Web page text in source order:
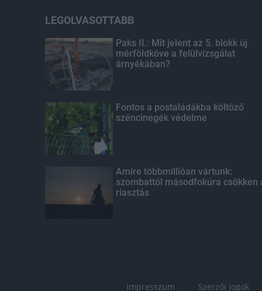
LEGOLVASOTTABB
Paks II.: Mit jelent az 5. blokk új
mérföldköve a felülvizsgálat
árnyékában?
Fontos a postaládákba költöző
széncinegék védelme
Amire többmillióan vártunk:
szombattól másodfokúra csökken
riasztás
Impresszum Szerzői Jogok